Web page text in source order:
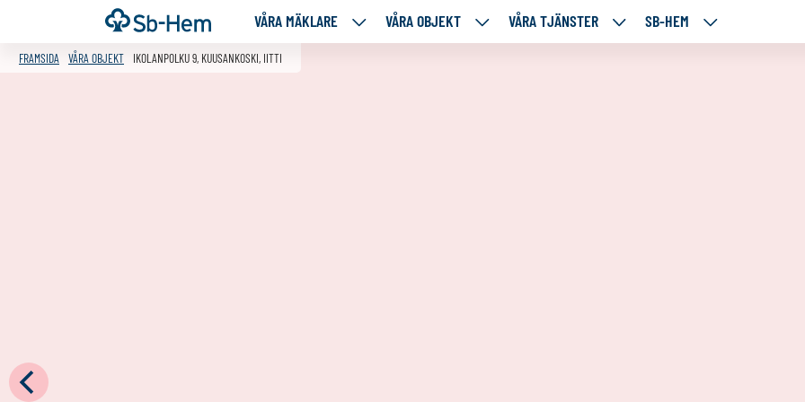
Till
innehållet
Framsida VÅRA MÄKLARE
VÅRA VÅRA OBJEKT
VÅRA VÅRA TJÄNSTER
VÅRASB-HEM
SB-
FRAMSIDA VÅRA OBJEKT IKOLANPOLKU 9, KUUSANKOSKI, IITTI